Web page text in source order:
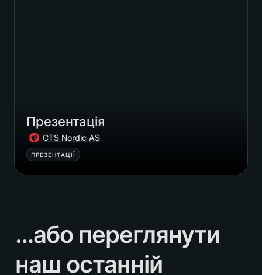
Презентація
CTS Nordic AS
ПРЕЗЕНТАЦІЇ
…або переглянути